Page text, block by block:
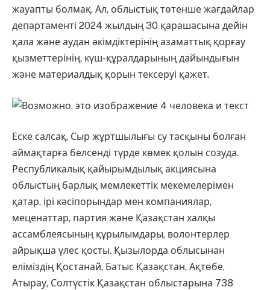
жауапты болмақ. Ал, облыстық төтенше жағдайлар
департаменті 2024 жылдың 30 қарашасына дейін
қала және аудан әкімдіктерінің азаматтық қорғау
қызметтерінің, күш-құралдарының дайындығын
және материалдық қорын тексеруі қажет.
Еске салсақ, Сыр жұртшылығы су тасқыны болған
аймақтарға белсенді түрде көмек қолын созуда.
Республикалық қайырымдылық акциясына
облыстың барлық мемлекеттік мекемелерімен
қатар, ірі кәсіпорындар мен компаниялар,
меценаттар, партия және Қазақстан халқы
ассамблеясының құрылымдары, волонтерлер
айрықша үлес қосты. Қызылорда облысынан
еліміздің Қостанай, Батыс Қазақстан, Ақтөбе,
Атырау, Солтүстік Қазақстан облыстарына 738